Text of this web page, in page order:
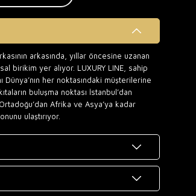
arkasında, yıllar öncesine uzanan
birikim yer alıyor. LUXURY LINE, sahip
Dünya’nın her noktasındaki müşterilerine
buluşma noktası İstanbul’dan
Afrika ve Asya’ya kadar
ulaştırıyor.